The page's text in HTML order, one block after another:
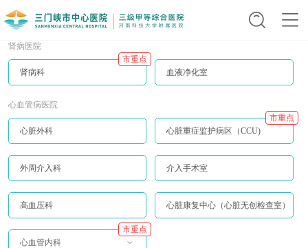
肾病医院
肾病科
市重点
血液净化室
心血管病医院
心脏外科 心脏重症监护病区（CCU)
市重点
外周介入科 介入手术室
高血压科 心脏康复中心（心脏无创检查室）
心血管内科
市重点